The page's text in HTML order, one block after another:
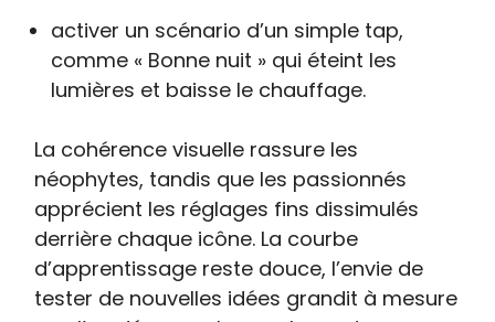
activer un scénario d’un simple tap,
comme « Bonne nuit » qui éteint les
lumières et baisse le chauffage.
La cohérence visuelle rassure les
néophytes, tandis que les passionnés
apprécient les réglages fins dissimulés
derrière chaque icône. La courbe
d’apprentissage reste douce, l’envie de
tester de nouvelles idées grandit à mesure